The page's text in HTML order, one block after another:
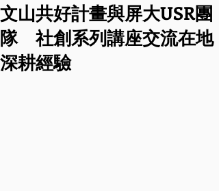
文山共好計畫與屏大USR團
隊 社創系列講座交流在地
深耕經驗